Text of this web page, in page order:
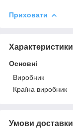
Приховати
Характеристики
Основні
Виробник
Країна виробник
Умови доставки